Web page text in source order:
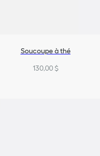
Soucoupe à thé
130,00 $